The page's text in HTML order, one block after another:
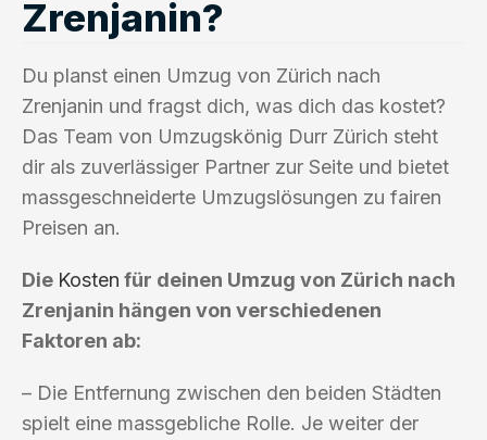
Zrenjanin?
Du planst einen Umzug von Zürich nach
Zrenjanin und fragst dich, was dich das kostet?
Das Team von Umzugskönig Durr Zürich steht
dir als zuverlässiger Partner zur Seite und bietet
massgeschneiderte Umzugslösungen zu fairen
Preisen an.
Die Kosten für deinen Umzug von Zürich nach
Zrenjanin hängen von verschiedenen
Faktoren ab:
– Die Entfernung zwischen den beiden Städten
spielt eine massgebliche Rolle. Je weiter der